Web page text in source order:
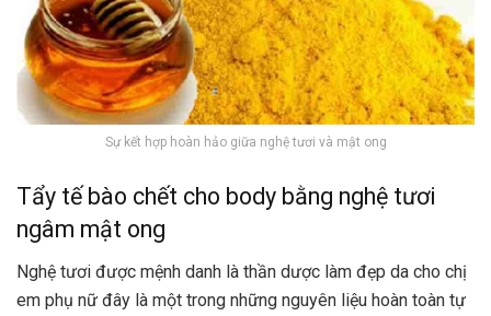
Sự kết hợp hoàn hảo giữa nghệ tươi và mật ong
Tẩy tế bào chết cho body bằng nghệ tươi
ngâm mật ong
Nghệ tươi được mệnh danh là thần dược làm đẹp da cho chị
em phụ nữ đây là một trong những nguyên liệu hoàn toàn tự